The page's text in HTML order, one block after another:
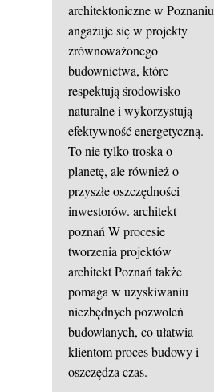
architektoniczne w Poznaniu
angażuje się w projekty
zrównoważonego
budownictwa, które
respektują środowisko
naturalne i wykorzystują
efektywność energetyczną.
To nie tylko troska o
planetę, ale również o
przyszłe oszczędności
inwestorów. architekt
poznań W procesie
tworzenia projektów
architekt Poznań także
pomaga w uzyskiwaniu
niezbędnych pozwoleń
budowlanych, co ułatwia
klientom proces budowy i
oszczędza czas.